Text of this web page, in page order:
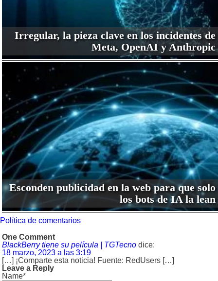
Irregular, la pieza clave en los incidentes de
Meta, OpenAI y Anthropic
Esconden publicidad en la web para que solo
los bots de IA la lean
Política de comentarios
One Comment
BlackBerry tiene su película | TGTecno dice:
18 marzo, 2023 a las 3:19
[…] ¡Comparte esta noticia! Fuente: RedUsers […]
Leave a Reply
Name*